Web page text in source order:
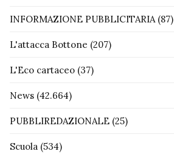
INFORMAZIONE PUBBLICITARIA(87)
L'attacca Bottone (207)
L'Eco cartaceo (37)
News (42.664)
PUBBLIREDAZIONALE (25)
Scuola (534)